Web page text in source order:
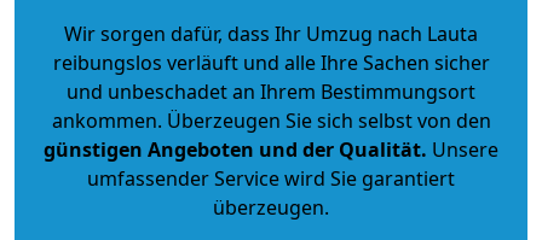
Wir sorgen dafür, dass Ihr Umzug nach Lauta
reibungslos verläuft und alle Ihre Sachen sicher
und unbeschadet an Ihrem Bestimmungsort
ankommen. Überzeugen Sie sich selbst von den
günstigen Angeboten und der Qualität. Unsere
umfassender Service wird Sie garantiert
überzeugen.